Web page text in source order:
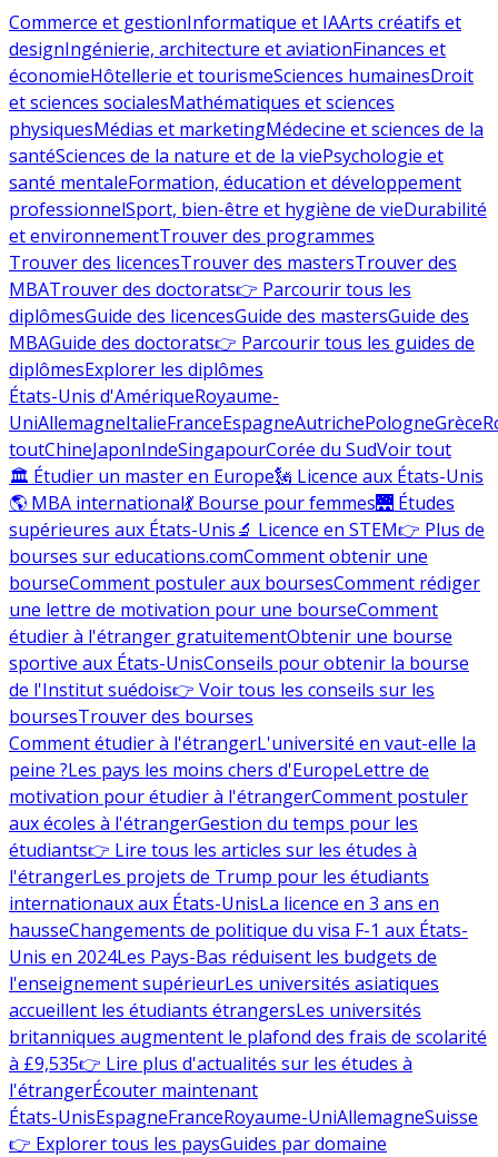
Commerce et gestionInformatique et IAArts créatifs et
designIngénierie, architecture et aviationFinances et
économieHôtellerie et tourismeSciences humainesDroit
et sciences socialesMathématiques et sciences
physiquesMédias et marketingMédecine et sciences de la
santéSciences de la nature et de la viePsychologie et
santé mentaleFormation, éducation et développement
professionnelSport, bien-être et hygiène de vieDurabilité
et environnementTrouver des programmes
Trouver des licencesTrouver des mastersTrouver des
MBATrouver des doctorats👉 Parcourir tous les
diplômesGuide des licencesGuide des mastersGuide des
MBAGuide des doctorats👉 Parcourir tous les guides de
diplômesExplorer les diplômes
États-Unis d'AmériqueRoyaume-
UniAllemagneItalieFranceEspagneAutrichePologneGrèce
toutChineJaponIndeSingapourCorée du SudVoir tout
🏛 Étudier un master en Europe🗽 Licence aux États-Unis
🌎 MBA international💃 Bourse pour femmes🌉 Études
supérieures aux États-Unis🔬 Licence en STEM👉 Plus de
bourses sur educations.comComment obtenir une
bourseComment postuler aux boursesComment rédiger
une lettre de motivation pour une bourseComment
étudier à l'étranger gratuitementObtenir une bourse
sportive aux États-UnisConseils pour obtenir la bourse
de l'Institut suédois👉 Voir tous les conseils sur les
boursesTrouver des bourses
Comment étudier à l'étrangerL'université en vaut-elle la
peine ?Les pays les moins chers d'EuropeLettre de
motivation pour étudier à l'étrangerComment postuler
aux écoles à l'étrangerGestion du temps pour les
étudiants👉 Lire tous les articles sur les études à
l'étrangerLes projets de Trump pour les étudiants
internationaux aux États-UnisLa licence en 3 ans en
hausseChangements de politique du visa F-1 aux États-
Unis en 2024Les Pays-Bas réduisent les budgets de
l'enseignement supérieurLes universités asiatiques
accueillent les étudiants étrangersLes universités
britanniques augmentent le plafond des frais de scolarité
à £9,535👉 Lire plus d'actualités sur les études à
l'étrangerÉcouter maintenant
États-UnisEspagneFranceRoyaume-UniAllemagneSuisse
👉 Explorer tous les paysGuides par domaine